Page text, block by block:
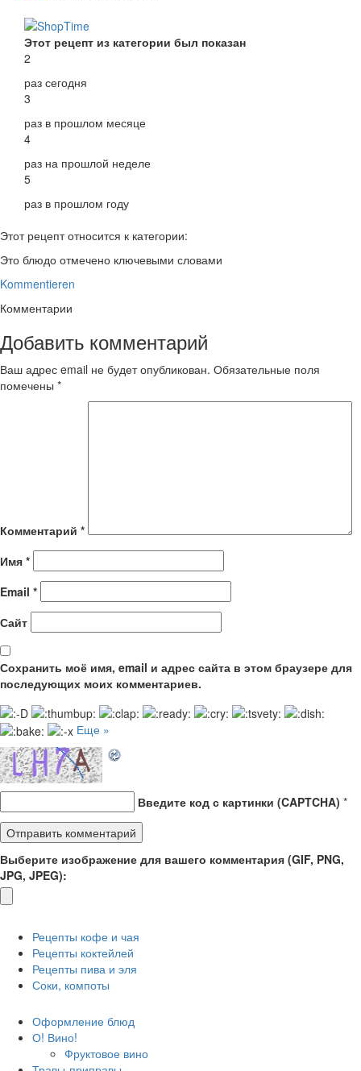
Этот рецепт из категории был показан
2
раз сегодня
3
раз в прошлом месяце
4
раз на прошлой неделе
5
раз в прошлом году
Этот рецепт относится к категории:
Это блюдо отмечено ключевыми словами
Kommentieren
Комментарии
Добавить комментарий
Ваш адрес email не будет опубликован. Обязательные поля
помечены *
Комментарий *
Имя *
Email *
Сайт
Сохранить моё имя, email и адрес сайта в этом браузере для
последующих моих комментариев.
Еще »
Введите код с картинки (CAPTCHA) *
Выберите изображение для вашего комментария (GIF, PNG,
JPG, JPEG):
Рецепты кофе и чая
Рецепты коктейлей
Рецепты пива и эля
Соки, компоты
Оформление блюд
О! Вино!
Фруктовое вино